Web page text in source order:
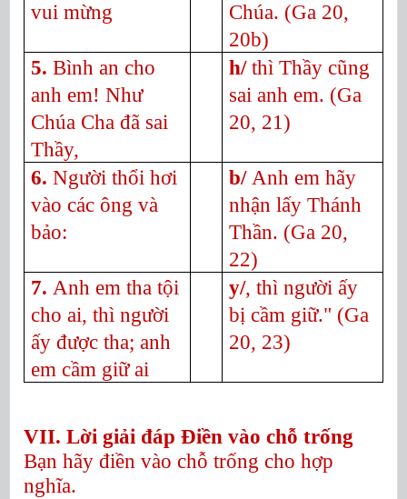
vui mừng
Chúa. (Ga 20,
20b)
5. Bình an cho
anh em! Như
Chúa Cha đã sai
Thầy,
h/thì Thầy cũng
sai anh em. (Ga
20, 21)
6. Người thổi hơi
vào các ông và
bảo:
b/Anh em hãy
nhận lấy Thánh
Thần. (Ga 20,
22)
7. Anh em tha tội
cho ai, thì người
ấy được tha; anh
em cầm giữ ai
y/, thì người ấy
bị cầm giữ." (Ga
20, 23)
VII. Lời giải đáp Điền vào chỗ trống
Bạn hãy điền vào chỗ trống cho hợp
nghĩa.